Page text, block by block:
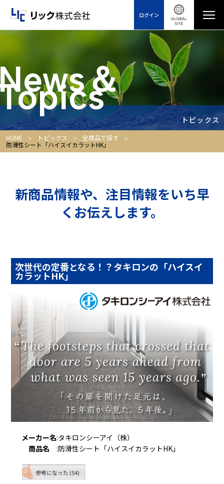
ログイン
＆
トピックス
HOME トピックス
全商品で探す
防滑性シート「ハイスイカラットHK」
新商品情報や、注目情報をいち早
くお伝えします。
次世代の定番となる！？タキロンの「ハイスイ
カラットHK」
メーカー名:タキロンシーアイ（株）
商品名
:防滑性シート「ハイスイカラットHK」
参考になった (54)